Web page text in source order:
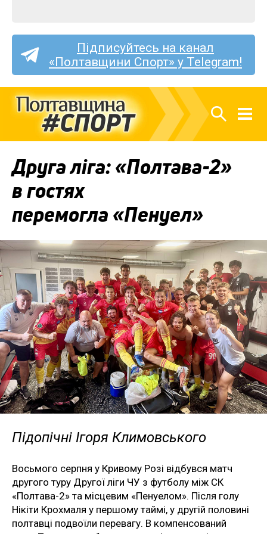
Підписуйтесь на канал
«Полтавщини Спорт» у Telegram!
Друга ліга: «Полтава-2»
в гостях
перемогла «Пенуел»
Підопічні Ігоря Климовського
Восьмого серпня у Кривому Розі відбувся матч
другого туру Другої ліги ЧУ з футболу між СК
«Полтава-2» та місцевим «Пенуелом». Після голу
Нікіти Крохмаля у першому таймі, у другій половині
полтавці подвоїли перевагу. В компенсований